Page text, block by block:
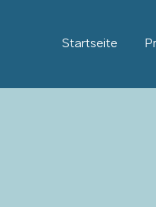
Startseite